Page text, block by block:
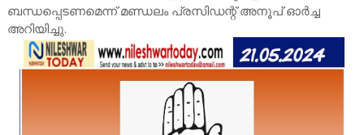
ബന്ധപ്പെടണമെന്ന് മണ്ഡലം പ്രസിഡന്റ് അനൂപ് ഓർച്ച
അറിയിച്ചു.